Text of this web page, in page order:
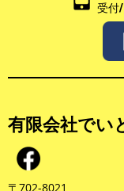
受付
有限会社でい
〒702-8021